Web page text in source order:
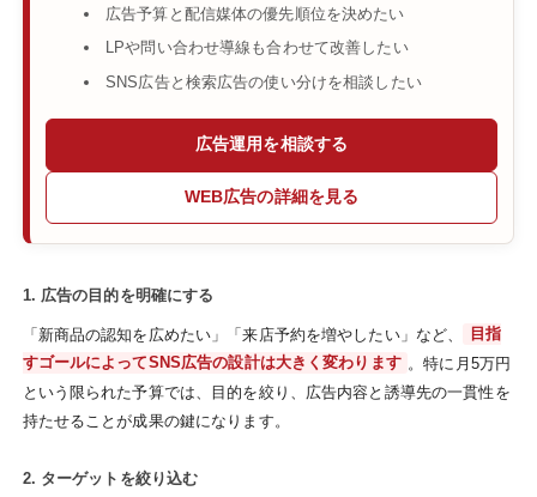
広告予算と配信媒体の優先順位を決めたい
LPや問い合わせ導線も合わせて改善したい
SNS広告と検索広告の使い分けを相談したい
広告運用を相談する
WEB広告の詳細を見る
1. 広告の目的を明確にする
「新商品の認知を広めたい」「来店予約を増やしたい」など、
目指
すゴールによってSNS広告の設計は大きく変わります 。特に月5万円
という限られた予算では、目的を絞り、広告内容と誘導先の一貫性を
持たせることが成果の鍵になります。
2. ターゲットを絞り込む